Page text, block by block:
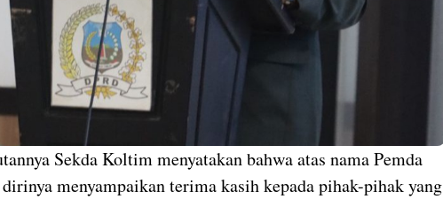
Sekda Koltim menyatakan bahwa atas nama Pemda
menyampaikan terima kasih kepada pihak-pihak yang